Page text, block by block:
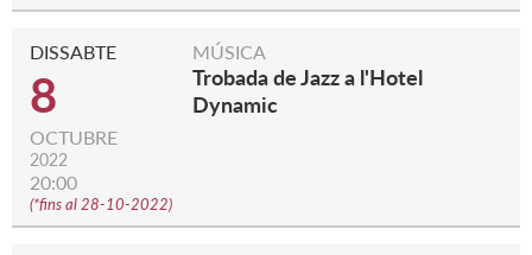
DISSABTE
8
OCTUBRE
2022
20:00
(*fins al 28-10-2022)
MÚSICA
Trobada de Jazz a l'Hotel
Dynamic